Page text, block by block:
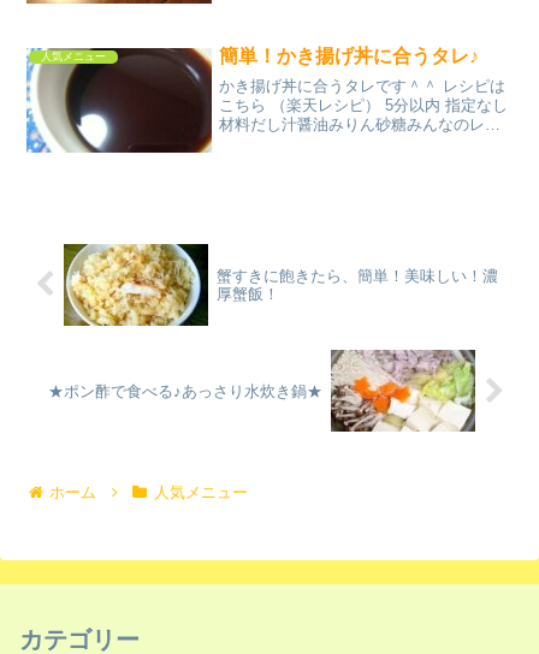
人気メニュー 簡単！かき揚げ丼に合うタレ♪
かき揚げ丼に合うタレです＾＾ レシピは
こちら （楽天レシピ） 5分以内 指定なし
材料だし汁醤油みりん砂糖みんなのレビ
蟹すきに飽きたら、簡単！美味しい！濃
厚蟹飯！
★ポン酢で食べる♪あっさり水炊き鍋★
ホーム 人気メニュー
カテゴリー